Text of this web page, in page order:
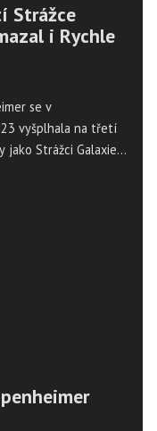
Strážce
i Rychle
se v
vyšplhala na třetí
jako Strážci Galaxie